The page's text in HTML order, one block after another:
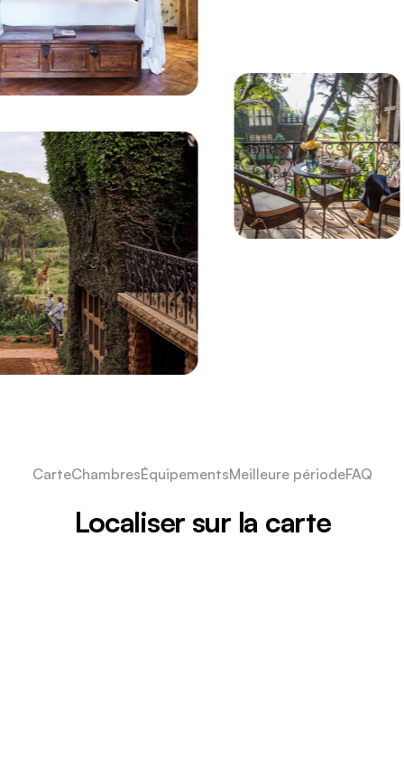
CarteChambresÉquipementsMeilleure périodeFAQ
Localiser sur la carte